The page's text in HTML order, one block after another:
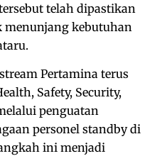
telah dipastikan
menunjang kebutuhan
Pertamina terus
Safety, Security,
penguatan
personel standby di
ini menjadi